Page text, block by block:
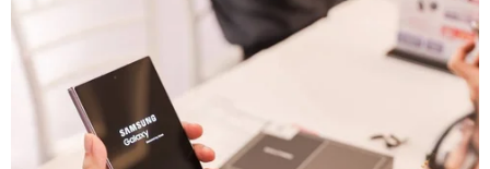
07/08/2026 03:19
Nghị quyết số 80-NQ/TW: Hải Phòng
- bản sắc cửa biển và chiều sâu văn